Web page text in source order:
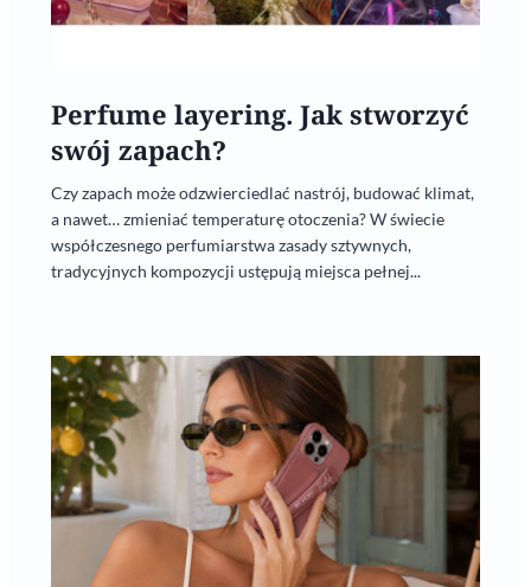
Perfume layering. Jak stworzyć
swój zapach?
Czy zapach może odzwierciedlać nastrój, budować klimat,
a nawet… zmieniać temperaturę otoczenia? W świecie
współczesnego perfumiarstwa zasady sztywnych,
tradycyjnych kompozycji ustępują miejsca pełnej...